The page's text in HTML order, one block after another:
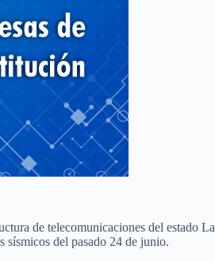
de telecomunicaciones del estado La
sísmicos del pasado 24 de junio.